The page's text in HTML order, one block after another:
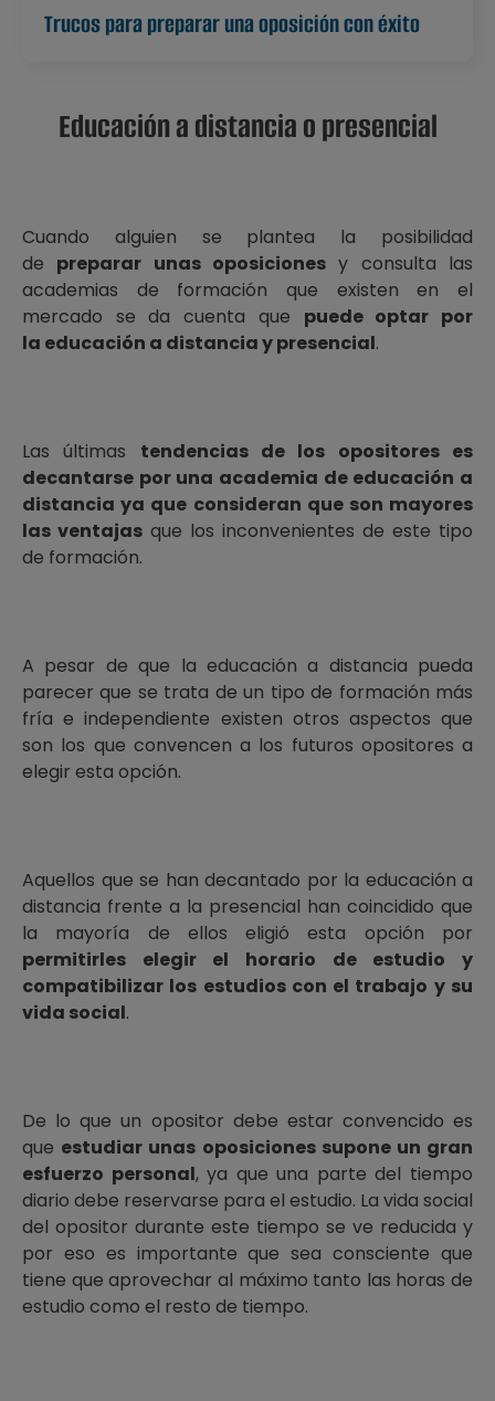
Trucos para preparar una oposición con éxito
Educación a distancia o presencial
Cuando alguien se plantea la posibilidad
de preparar unas oposiciones y consulta las
academias de formación que existen en el
mercado se da cuenta que puede optar por
la educación a distancia y presencial.
Las últimas tendencias de los opositores es
decantarse por una academia de educación a
distancia ya que consideran que son mayores
las ventajas que los inconvenientes de este tipo
de formación.
A pesar de que la educación a distancia pueda
parecer que se trata de un tipo de formación más
fría e independiente existen otros aspectos que
son los que convencen a los futuros opositores a
elegir esta opción.
Aquellos que se han decantado por la educación a
distancia frente a la presencial han coincidido que
la mayoría de ellos eligió esta opción por
permitirles elegir el horario de estudio y
compatibilizar los estudios con el trabajo y su
vida social.
De lo que un opositor debe estar convencido es
que estudiar unas oposiciones supone un gran
esfuerzo personal, ya que una parte del tiempo
diario debe reservarse para el estudio. La vida social
del opositor durante este tiempo se ve reducida y
por eso es importante que sea consciente que
tiene que aprovechar al máximo tanto las horas de
estudio como el resto de tiempo.